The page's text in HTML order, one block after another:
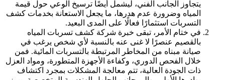
يتجاوز الجانب الفني، ليشمل أيضًا ترسيخ الوعي حول قيمة
المياه وضرورة عدم هدرها، ما يجعل الاستعانة بخدمات كشف
التسربات استثمارًا فعالًا على المدى البعيد.
في ختام الأمر، تبقى خبرة شركة كشف تسربات المياه
بالقصيم عنصرًا لا غنى عنه بالنسبة لأي شخص يرغب في
صيانة مبناه من المخاطر المرتبطة بالتسربات المائية. فمن
خلال الفحص الدوري، وكفاءة الأجهزة المتطورة، ومواد العزل
ذات الجودة العالية، تتم معالجة المشكلات بمجرد اكتشاف